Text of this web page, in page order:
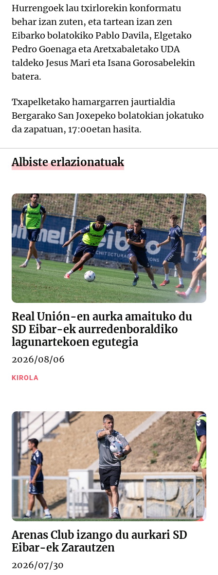
Hurrengoek lau txirlorekin konformatu
behar izan zuten, eta tartean izan zen
Eibarko bolatokiko Pablo Davila, Elgetako
Pedro Goenaga eta Aretxabaletako UDA
taldeko Jesus Mari eta Isana Gorosabelekin
batera.
Txapelketako hamargarren jaurtialdia
Bergarako San Joxepeko bolatokian jokatuko
da zapatuan, 17:00etan hasita.
Albiste erlazionatuak
Real Unión-en aurka amaituko du
SD Eibar-ek aurredenboraldiko
lagunartekoen egutegia
2026/08/06
KIROLA
Arenas Club izango du aurkari SD
Eibar-ek Zarautzen
2026/07/30